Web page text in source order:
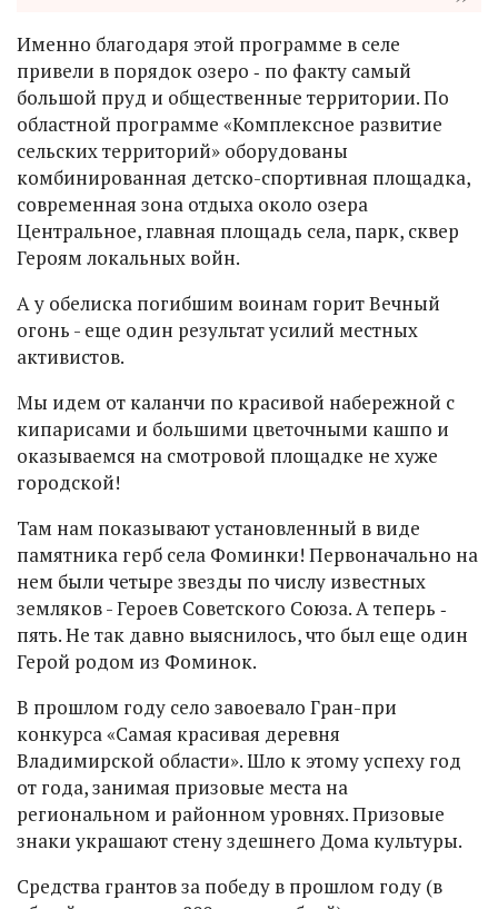
Именно благодаря этой программе в селе
привели в порядок озеро ‑ по факту самый
большой пруд и общественные территории. По
областной программе «Комплексное развитие
сельских территорий» оборудованы
комбинированная детско-спортивная площадка,
современная зона отдыха около озера
Центральное, главная площадь села, парк, сквер
Героям локальных войн.
А у обелиска погибшим воинам горит Вечный
огонь - еще один результат усилий местных
активистов.
Мы идем от каланчи по красивой набережной с
кипарисами и большими цветочными кашпо и
оказываемся на смотровой площадке не хуже
городской!
Там нам показывают установленный в виде
памятника герб села Фоминки! Первоначально на
нем были четыре звезды по числу известных
земляков - Героев Советского Союза. А теперь ‑
пять. Не так давно выяснилось, что был еще один
Герой родом из Фоминок.
В прошлом году село завоевало Гран-при
конкурса «Самая красивая деревня
Владимирской области». Шло к этому успеху год
от года, занимая призовые места на
региональном и районном уровнях. Призовые
знаки украшают стену здешнего Дома культуры.
Средства грантов за победу в прошлом году (в